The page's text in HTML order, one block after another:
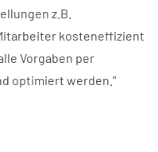
z.B.
kosteneffizient
Vorgaben per
optimiert werden."